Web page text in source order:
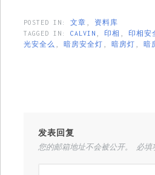
POSTED IN: 文章
资料库
TAGGED IN: CALVIN 印相 印相安
光安全么
暗房安全灯 暗房灯 暗
发表回复
您的邮箱地址不会被公开。 必填